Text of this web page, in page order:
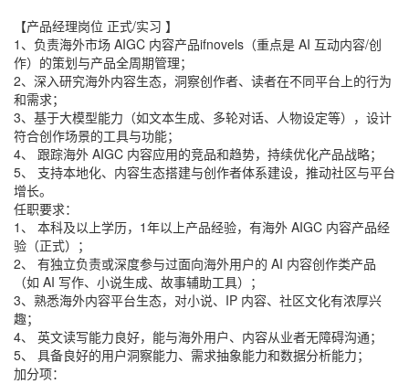
【产品经理岗位 正式/实习 】
1、负责海外市场 AIGC 内容产品ifnovels（重点是 AI 互动内容/创
作）的策划与产品全周期管理；
2、深入研究海外内容生态，洞察创作者、读者在不同平台上的行为
和需求；
3、基于大模型能力（如文本生成、多轮对话、人物设定等），设计
符合创作场景的工具与功能；
4、 跟踪海外 AIGC 内容应用的竞品和趋势，持续优化产品战略；
5、 支持本地化、内容生态搭建与创作者体系建设，推动社区与平台
增长。
任职要求：
1、 本科及以上学历，1年以上产品经验，有海外 AIGC 内容产品经
验（正式）；
2、 有独立负责或深度参与过面向海外用户的 AI 内容创作类产品
（如 AI 写作、小说生成、故事辅助工具）；
3、熟悉海外内容平台生态，对小说、IP 内容、社区文化有浓厚兴
趣；
4、 英文读写能力良好，能与海外用户、内容从业者无障碍沟通；
5、 具备良好的用户洞察能力、需求抽象能力和数据分析能力；
加分项：